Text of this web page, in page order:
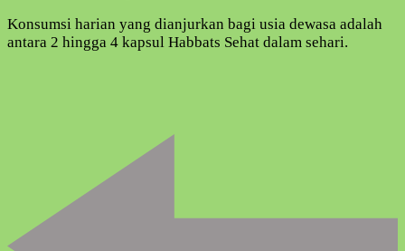
Konsumsi harian yang dianjurkan bagi usia dewasa adalah
antara 2 hingga 4 kapsul Habbats Sehat dalam sehari.